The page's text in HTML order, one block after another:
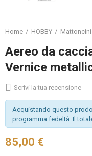
Home HOBBY
Aereo da
Vernice
Scrivi la tua recensione
Acquistando questo
programma fedeltà. Il
85,00 €